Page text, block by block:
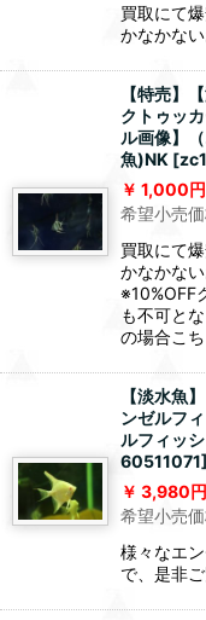
買取にて
かなかな
【特売】
クトゥッ
ル画像】
魚)NK [
1,000円
希望小売
買取にて
かなかな
※10%OFF
も不可と
の場合こ
【淡水魚
ンゼルフ
ルフィッ
60511071]
3,980円
希望小売
様々なエ
で、是非ご